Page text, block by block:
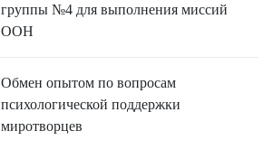
группы №4 для выполнения миссий
ООН
Обмен опытом по вопросам
психологической поддержки
миротворцев